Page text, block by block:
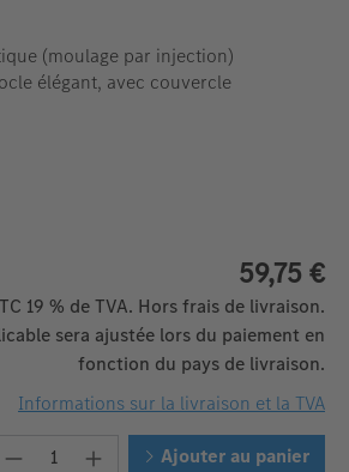
(moulage par injection)
élégant, avec couvercle
59,75 €
19 % de TVA. Hors frais de livraison.
sera ajustée lors du paiement en
fonction du pays de livraison.
Informations sur la livraison et la TVA
Quantité de produit : Entrez
Ajouter au panier